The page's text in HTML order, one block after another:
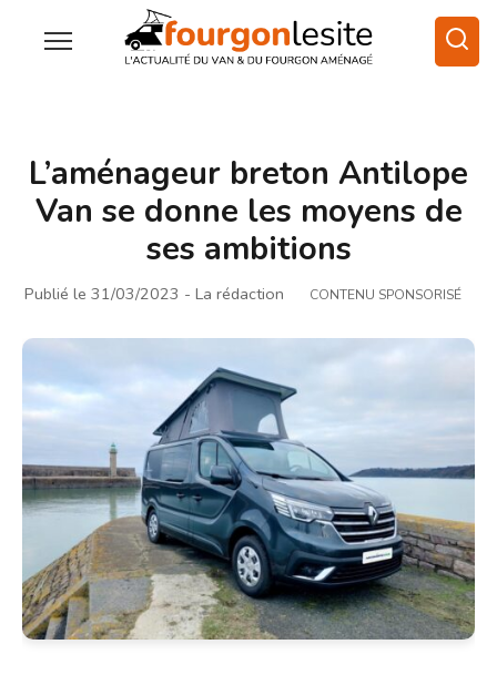
L’aménageur breton Antilope
Van se donne les moyens de
ses ambitions
Publié le 31/03/2023 - La rédaction CONTENU SPONSORISÉ